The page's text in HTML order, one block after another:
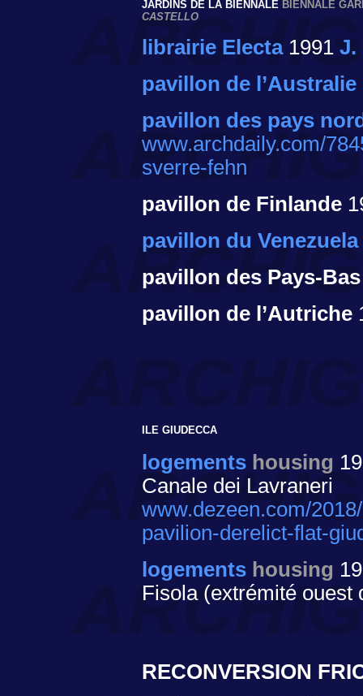
JARDINS DE LA BIENNALE BIENNALE
CASTELLO
librairie Electa1991 J.
pavillon de l’Australie
pavillon des pays
www.archdaily.com/
sverre-fehn
pavillon de Finlande
pavillon du Venezuela
pavillon des Pays-Bas
pavillon de l’Autriche
ILE GIUDECCA
logements housing
Canale dei Lavraneri
www.dezeen.com/
pavilion-derelict-flat-
logements housing
Fisola (extrémité ouest
RECONVERSION